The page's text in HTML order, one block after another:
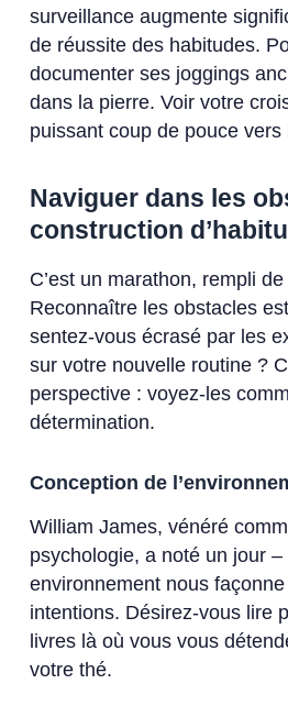
surveillance augmente
de réussite des habitudes.
documenter ses joggings
dans la pierre. Voir votre
puissant coup de pouce vers
Naviguer dans les
construction
C’est un marathon, rempli
Reconnaître les obstacles
sentez-vous écrasé par les
sur votre nouvelle routine ?
perspective : voyez-les
détermination.
Conception de
William James, vénéré
psychologie, a noté un jour –
environnement nous
intentions. Désirez-vous lire
livres là où vous vous
votre thé.